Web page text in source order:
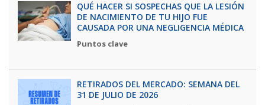
QUÉ HACER SI SOSPECHAS QUE LA LESIÓN
DE NACIMIENTO DE TU HIJO FUE
CAUSADA POR UNA NEGLIGENCIA MÉDICA
Puntos clave
RETIRADOS DEL MERCADO: SEMANA DEL
31 DE JULIO DE 2026